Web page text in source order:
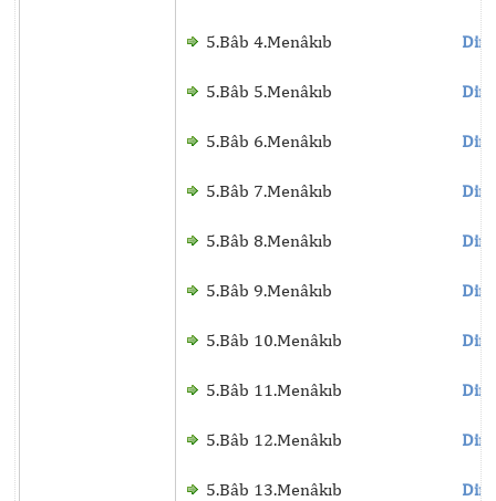
5.Bâb 4.Menâkıb
5.Bâb 5.Menâkıb
5.Bâb 6.Menâkıb
5.Bâb 7.Menâkıb
5.Bâb 8.Menâkıb
5.Bâb 9.Menâkıb
5.Bâb 10.Menâkıb
5.Bâb 11.Menâkıb
5.Bâb 12.Menâkıb
5.Bâb 13.Menâkıb